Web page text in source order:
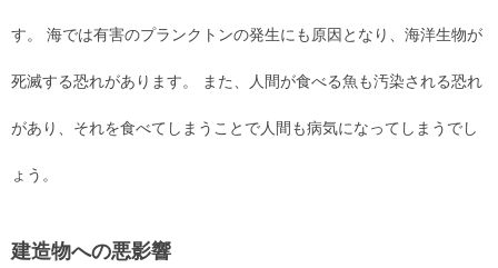
す。 海では有害のプランクトンの発生にも原因となり、海洋生物が
死滅する恐れがあります。 また、人間が食べる魚も汚染される恐れ
があり、それを食べてしまうことで人間も病気になってしまうでし
ょう。
建造物への悪影響